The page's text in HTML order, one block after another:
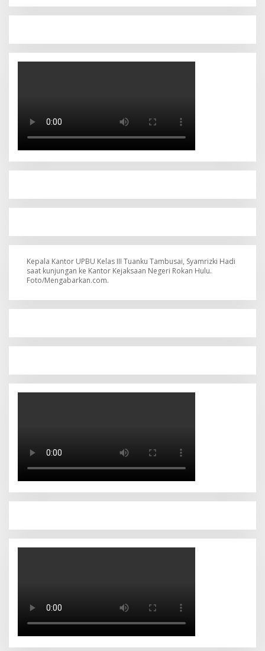
Kepala Kantor UPBU Kelas III Tuanku Tambusai, Syamrizki Hadi
saat kunjungan ke Kantor Kejaksaan Negeri Rokan Hulu.
Foto/Mengabarkan.com.